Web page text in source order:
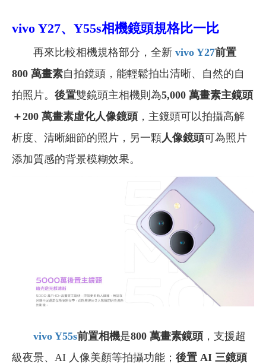
vivo Y27、Y55s相機鏡頭規格比一比
再來比較相機規格部分，全新 vivo Y27前置
800 萬畫素自拍鏡頭，能輕鬆拍出清晰、自然的自
拍照片。 後置雙鏡頭主相機則為5,000 萬畫素主鏡頭
＋200 萬畫素虛化人像鏡頭，主鏡頭可以拍攝高解
析度、清晰細節的照片，另一顆人像鏡頭可為照片
添加質感的背景模糊效果。
vivo Y55s前置相機是800 萬畫素鏡頭，支援超
級夜景、AI 人像美顏等拍攝功能； 後置 AI 三鏡頭